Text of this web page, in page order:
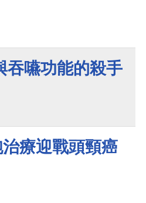
吞嚥功能的殺手
療迎戰頭頸癌